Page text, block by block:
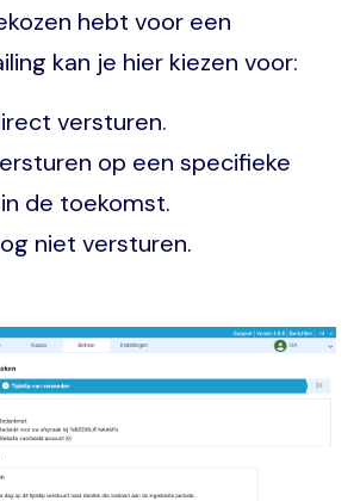
hebt voor een
kan je hier kiezen voor:
versturen.
op een specifieke
de toekomst.
niet versturen.